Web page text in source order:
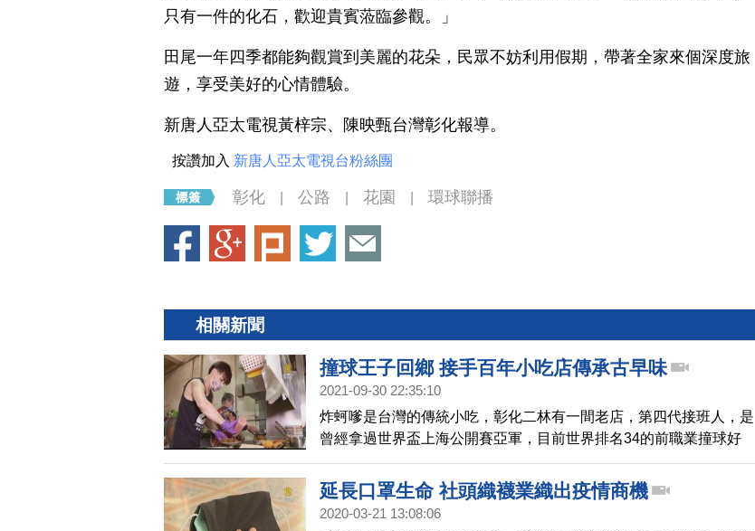
只有一件的化石，歡迎貴賓蒞臨參觀。」
田尾一年四季都能夠觀賞到美麗的花朵，民眾不妨利用假期，帶著全家來個深度旅
遊，享受美好的心情體驗。
新唐人亞太電視黃梓宗、陳映甄台灣彰化報導。
按讚加入 新唐人亞太電視台粉絲團
彰化 公路 花園 環球聯播
相關新聞
撞球王子回鄉 接手百年小吃店傳承古早味
2021-09-30 22:35:10
炸蚵嗲是台灣的傳統小吃，彰化二林有一間老店，第四代接班人，是
曾經拿過世界盃上海公開賽亞軍，目前世界排名34的前職業撞球好
手，許凱綸，因為不忍年邁父親辛苦工作，一年多前，毅然決然捨棄
自己17、8年撞球生涯，回鄉接手家中傳承百年的古早味小吃店，透
過鏡頭來聽聽他的故事。
延長口罩生命 社頭織襪業織出疫情商機
2020-03-21 13:08:06